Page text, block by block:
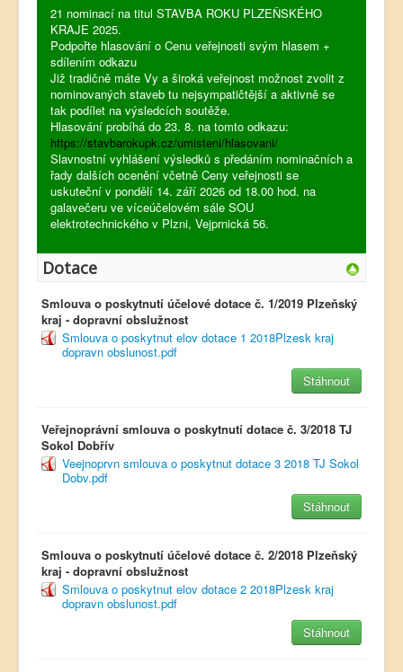
21 nominací na titul STAVBA ROKU PLZEŇSKÉHO
KRAJE 2025.
Podpořte hlasování o Cenu veřejnosti svým hlasem +
sdílením odkazu
Již tradičně máte Vy a široká veřejnost možnost zvolit z
nominovaných staveb tu nejsympatičtější a aktivně se
tak podílet na výsledcích soutěže.
Hlasování probíhá do 23. 8. na tomto odkazu:
https://stavbarokupk.cz/umisteni/hlasovani/
Slavnostní vyhlášení výsledků s předáním nominačních a
řady dalších ocenění včetně Ceny veřejnosti se
uskuteční v pondělí 14. září 2026 od 18.00 hod. na
galavečeru ve víceúčelovém sále SOU
elektrotechnického v Plzni, Vejprnická 56.
Dotace
Smlouva o poskytnutí účelové dotace č. 1/2019 Plzeňský
kraj - dopravní obslužnost
Smlouva o poskytnut elov dotace 1 2018Plzesk kraj
dopravn obslunost.pdf
Stáhnout
Veřejnoprávní smlouva o poskytnutí dotace č. 3/2018 TJ
Sokol Dobřív
Veejnoprvn smlouva o poskytnut dotace 3 2018 TJ Sokol
Dobv.pdf
Stáhnout
Smlouva o poskytnutí účelové dotace č. 2/2018 Plzeňský
kraj - dopravní obslužnost
Smlouva o poskytnut elov dotace 2 2018Plzesk kraj
dopravn obslunost.pdf
Stáhnout